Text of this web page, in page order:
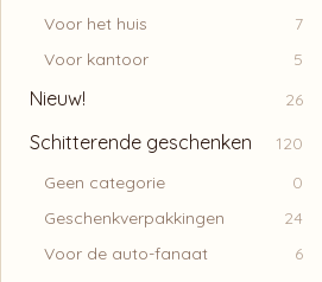
Voor het huis
7
Voor kantoor
5
Nieuw! 26
Schitterende geschenken
120
Geen categorie
0
Geschenkverpakkingen
24
Voor de auto-fanaat
6